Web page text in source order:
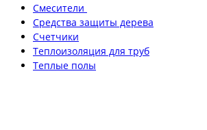
Смесители
Средства защиты дерева
Счетчики
Теплоизоляция для труб
Теплые полы